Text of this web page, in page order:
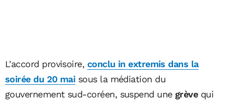
L'accord provisoire, conclu in extremis dans la
soirée du 20 mai sous la médiation du
gouvernement sud-coréen, suspend une grèvequi